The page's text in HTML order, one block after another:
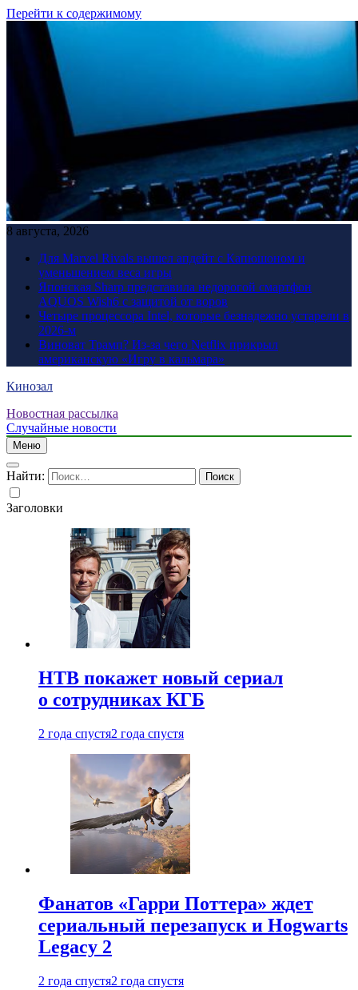
Перейти к содержимому
8 августа, 2026
Для Marvel Rivals вышел апдейт с Капюшоном и
уменьшением веса игры
Японская Sharp представила недорогой смартфон
AQUOS Wish6 с защитой от воров
Четыре процессора Intel, которые безнадежно устарели в
2026-м
Виноват Трамп? Из-за чего Netflix прикрыл
американскую «Игру в кальмара»
Кинозал
Новостная рассылка
Случайные новости
Меню
Найти:
Заголовки
НТВ покажет новый сериал
о сотрудниках КГБ
2 года спустя2 года спустя
Фанатов «Гарри Поттера» ждет
сериальный перезапуск и Hogwarts
Legacy 2
2 года спустя2 года спустя